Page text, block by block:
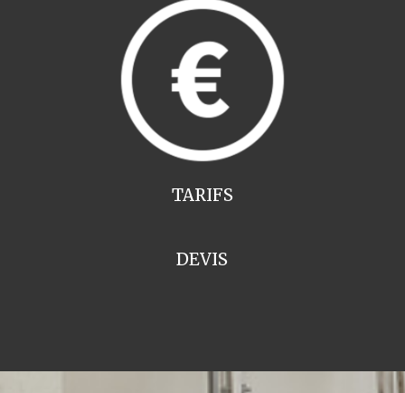
TARIFS
DEVIS